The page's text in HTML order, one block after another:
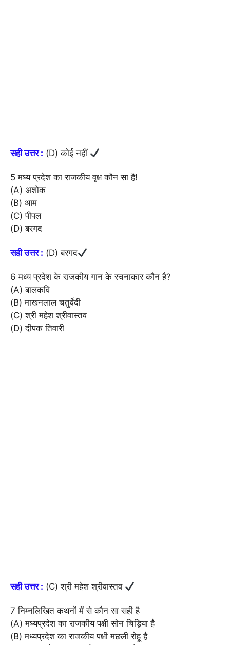
सही उत्तर : (D) कोई नहीं
5 मध्य प्रदेश का राजकीय वृक्ष कौन सा है!
(A) अशोक
(B) आम
(C) पीपल
(D) बरगद
सही उत्तर : (D) बरगद
6 मध्य प्रदेश के राजकीय गान के रचनाकार कौन है?
(A) बालकवि
(B) माखनलाल चतुर्वेदी
(C) श्री महेश श्रीवास्तव
(D) दीपक तिवारी
सही उत्तर : (C) श्री महेश श्रीवास्तव
7 निम्नलिखित कथनों में से कौन सा सही है
(A) मध्यप्रदेश का राजकीय पक्षी सोन चिड़िया है
(B) मध्यप्रदेश का राजकीय पक्षी मछली रोहू है